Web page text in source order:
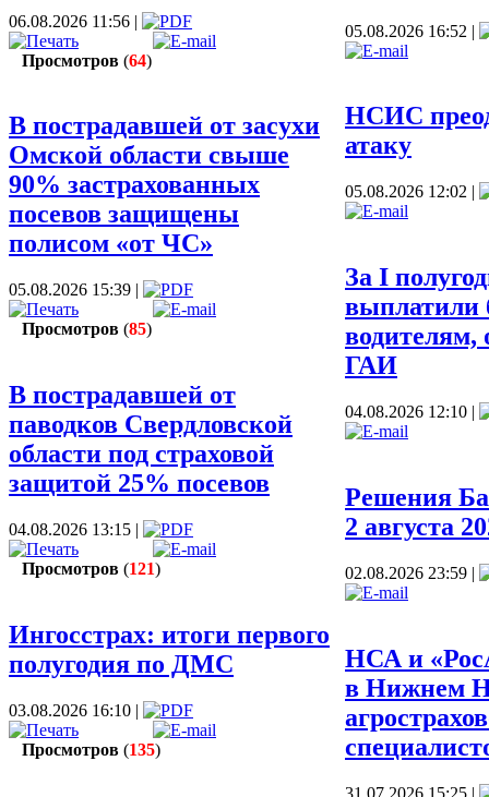
06.08.2026 11:56 |
Просмотров (64)
В пострадавшей от засухи
Омской области свыше
90% застрахованных
посевов защищены
полисом «от ЧС»
05.08.2026 15:39 |
Просмотров (85)
В пострадавшей от
паводков Свердловской
области под страховой
защитой 25% посевов
04.08.2026 13:15 |
Просмотров (121)
Ингосстрах: итоги первого
полугодия по ДМС
03.08.2026 16:10 |
Просмотров (135)
05.08.2026 16:52 |
НСИС
атаку
05.08.2026 12:02 |
За I
выплатили
ГАИ
04.08.2026 12:10 |
Решения
2 августа
02.08.2026 23:59 |
НСА и
в Нижнем
31.07.2026 15:25 |